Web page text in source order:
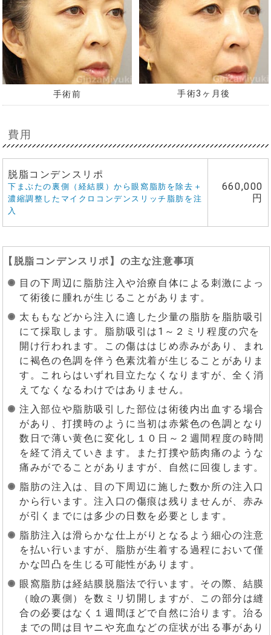
手術前 手術3ヶ月後
費用
脱脂コンデンスリポ
下まぶたの裏側（経結膜）から眼窩脂肪を除去＋
濃縮調整したマイクロコンデンスリッチ脂肪を注
入
660,000
円
【 脱脂コンデンスリポ 】の主な注意事項
目の下周辺に脂肪注入や治療自体による刺激によっ
て術後に腫れが生じることがあります。
太ももなどから注入に適した少量の脂肪を脂肪吸引
にて採取します。脂肪吸引は1～２ミリ程度の穴を
開け行われます。この傷ははじめ赤みがあり、まれ
に褐色の色調を伴う色素沈着が生じることがありま
す。これらはいずれ目立たなくなりますが、全く消
えてなくなるわけではありません。
注入部位や脂肪吸引した部位は術後内出血する場合
があり、打撲時のように当初は赤紫色の色調となり
数日で薄い黄色に変化し１０日～２週間程度の時間
を経て消えていきます。また打撲や筋肉痛のような
痛みがでることがありますが、自然に回復します。
脂肪の注入は、目の下周辺に施した数か所の注入口
から行います。注入口の傷痕は残りませんが、赤み
が引くまでには多少の日数を必要とします。
脂肪注入は滑らかな仕上がりとなるよう細心の注意
を払い行いますが、脂肪が生着する過程において僅
かな凹凸を生じる可能性があります。
眼窩脂肪は経結膜脱脂法で行います。その際、結膜
（瞼の裏側）を数ミリ切開しますが、この部分は縫
合の必要はなく１週間ほどで自然に治ります。治る
までの間は目ヤニや充血などの症状が出る事があり